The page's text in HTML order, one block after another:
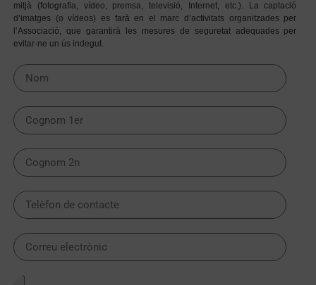
mitjà (fotografia, vídeo, premsa, televisió, Internet, etc.). La captació
d’imatges (o vídeos) es farà en el marc d’activitats organitzades per
l’Associació, que garantirà les mesures de seguretat adequades per
evitar-ne un ús indegut.